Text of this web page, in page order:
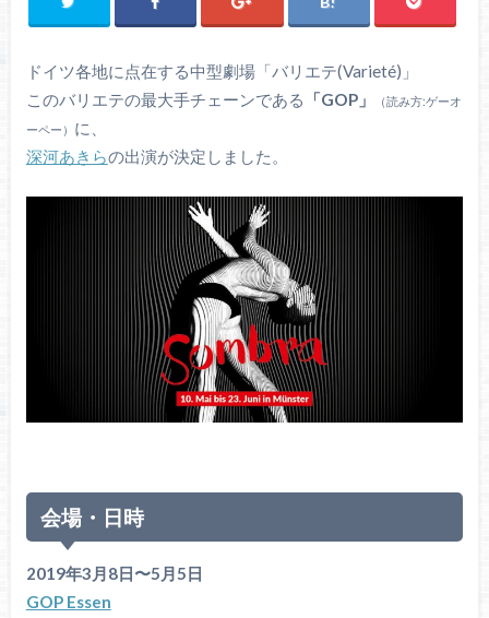
ドイツ各地に点在する中型劇場「バリエテ(Varieté)」
このバリエテの最大手チェーンである 「GOP」 （読み方:ゲーオ
ーペー） に、
深河あきらの出演が決定しました。
会場・日時
2019年3 月8日〜5 月5日
GOP Essen